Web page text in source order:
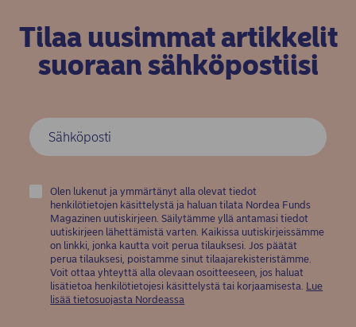
Tilaa uusimmat artikkelit
suoraan sähköpostiisi
Olen lukenut ja ymmärtänyt alla olevat tiedot
henkilötietojen käsittelystä ja haluan tilata Nordea Funds
Magazinen uutiskirjeen. Säilytämme yllä antamasi tiedot
uutiskirjeen lähettämistä varten. Kaikissa uutiskirjeissämme
on linkki, jonka kautta voit perua tilauksesi. Jos päätät
perua tilauksesi, poistamme sinut tilaajarekisteristämme.
Voit ottaa yhteyttä alla olevaan osoitteeseen, jos haluat
lisätietoa henkilötietojesi käsittelystä tai korjaamisesta. Lue
lisää tietosuojasta Nordeassa